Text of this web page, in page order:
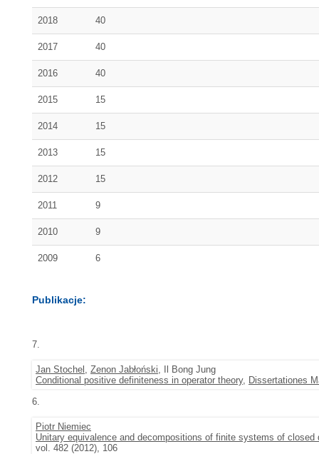
2018 40
2017 40
2016 40
2015 15
2014 15
2013 15
2012 15
2011 9
2010 9
2009 6
Publikacje:
7.
Jan Stochel , Zenon Jabłoński, Il Bong Jung
Conditional positive definiteness in operator theory, Dissertationes
6.
Piotr Niemiec
Unitary equivalence and decompositions of finite systems of
vol. 482 (2012), 106